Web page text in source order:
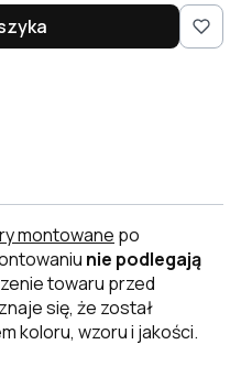
montowane po
nie podlegają
towaru przed
się, że został
koloru, wzoru i jakości.